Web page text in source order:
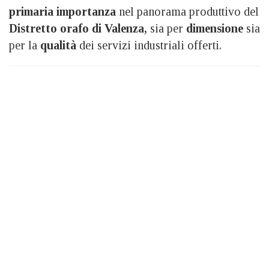
primaria importanza nel panorama produttivo del
Distretto orafo di Valenza, sia per dimensione sia
per la qualità dei servizi industriali offerti.